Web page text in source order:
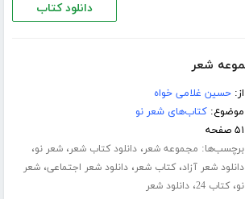
دانلود کتاب
از:حسین غلامی خواه
موضوع:کتاب‌های شعر نو
۵۱ صفحه
برچسب‌ها: مجموعه شعر،دانلود کتاب شعر،شعر نو،
دانلود شعر آزاد،کتاب شعر،دانلود شعر اجتماعی،شعر
نو،کتاب 24 ،دانلود شعر